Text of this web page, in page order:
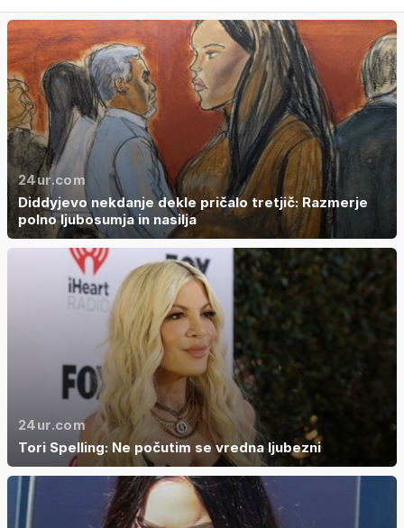
24ur.com
Diddyjevo nekdanje dekle pričalo tretjič: Razmerje
polno ljubosumja in nasilja
24ur.com
Tori Spelling: Ne počutim se vredna ljubezni